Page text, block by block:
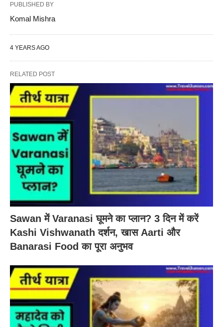
PUBLISHED BY
Komal Mishra
4 YEARS AGO
RELATED POST
Sawan में Varanasi घूमने का प्लान? 3 दिन में करें
Kashi Vishwanath दर्शन, खास Aarti और
Banarasi Food का पूरा अनुभव